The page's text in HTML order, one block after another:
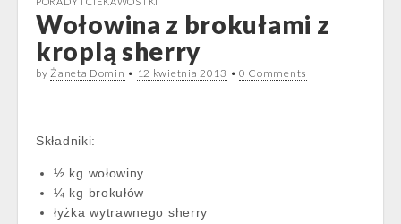
Wołowina z brokułami z
kroplą sherry
byŻaneta Domin • 12 kwietnia 2013 • 0 Comments
Składniki:
½ kg wołowiny
¼ kg brokułów
łyżka wytrawnego sherry